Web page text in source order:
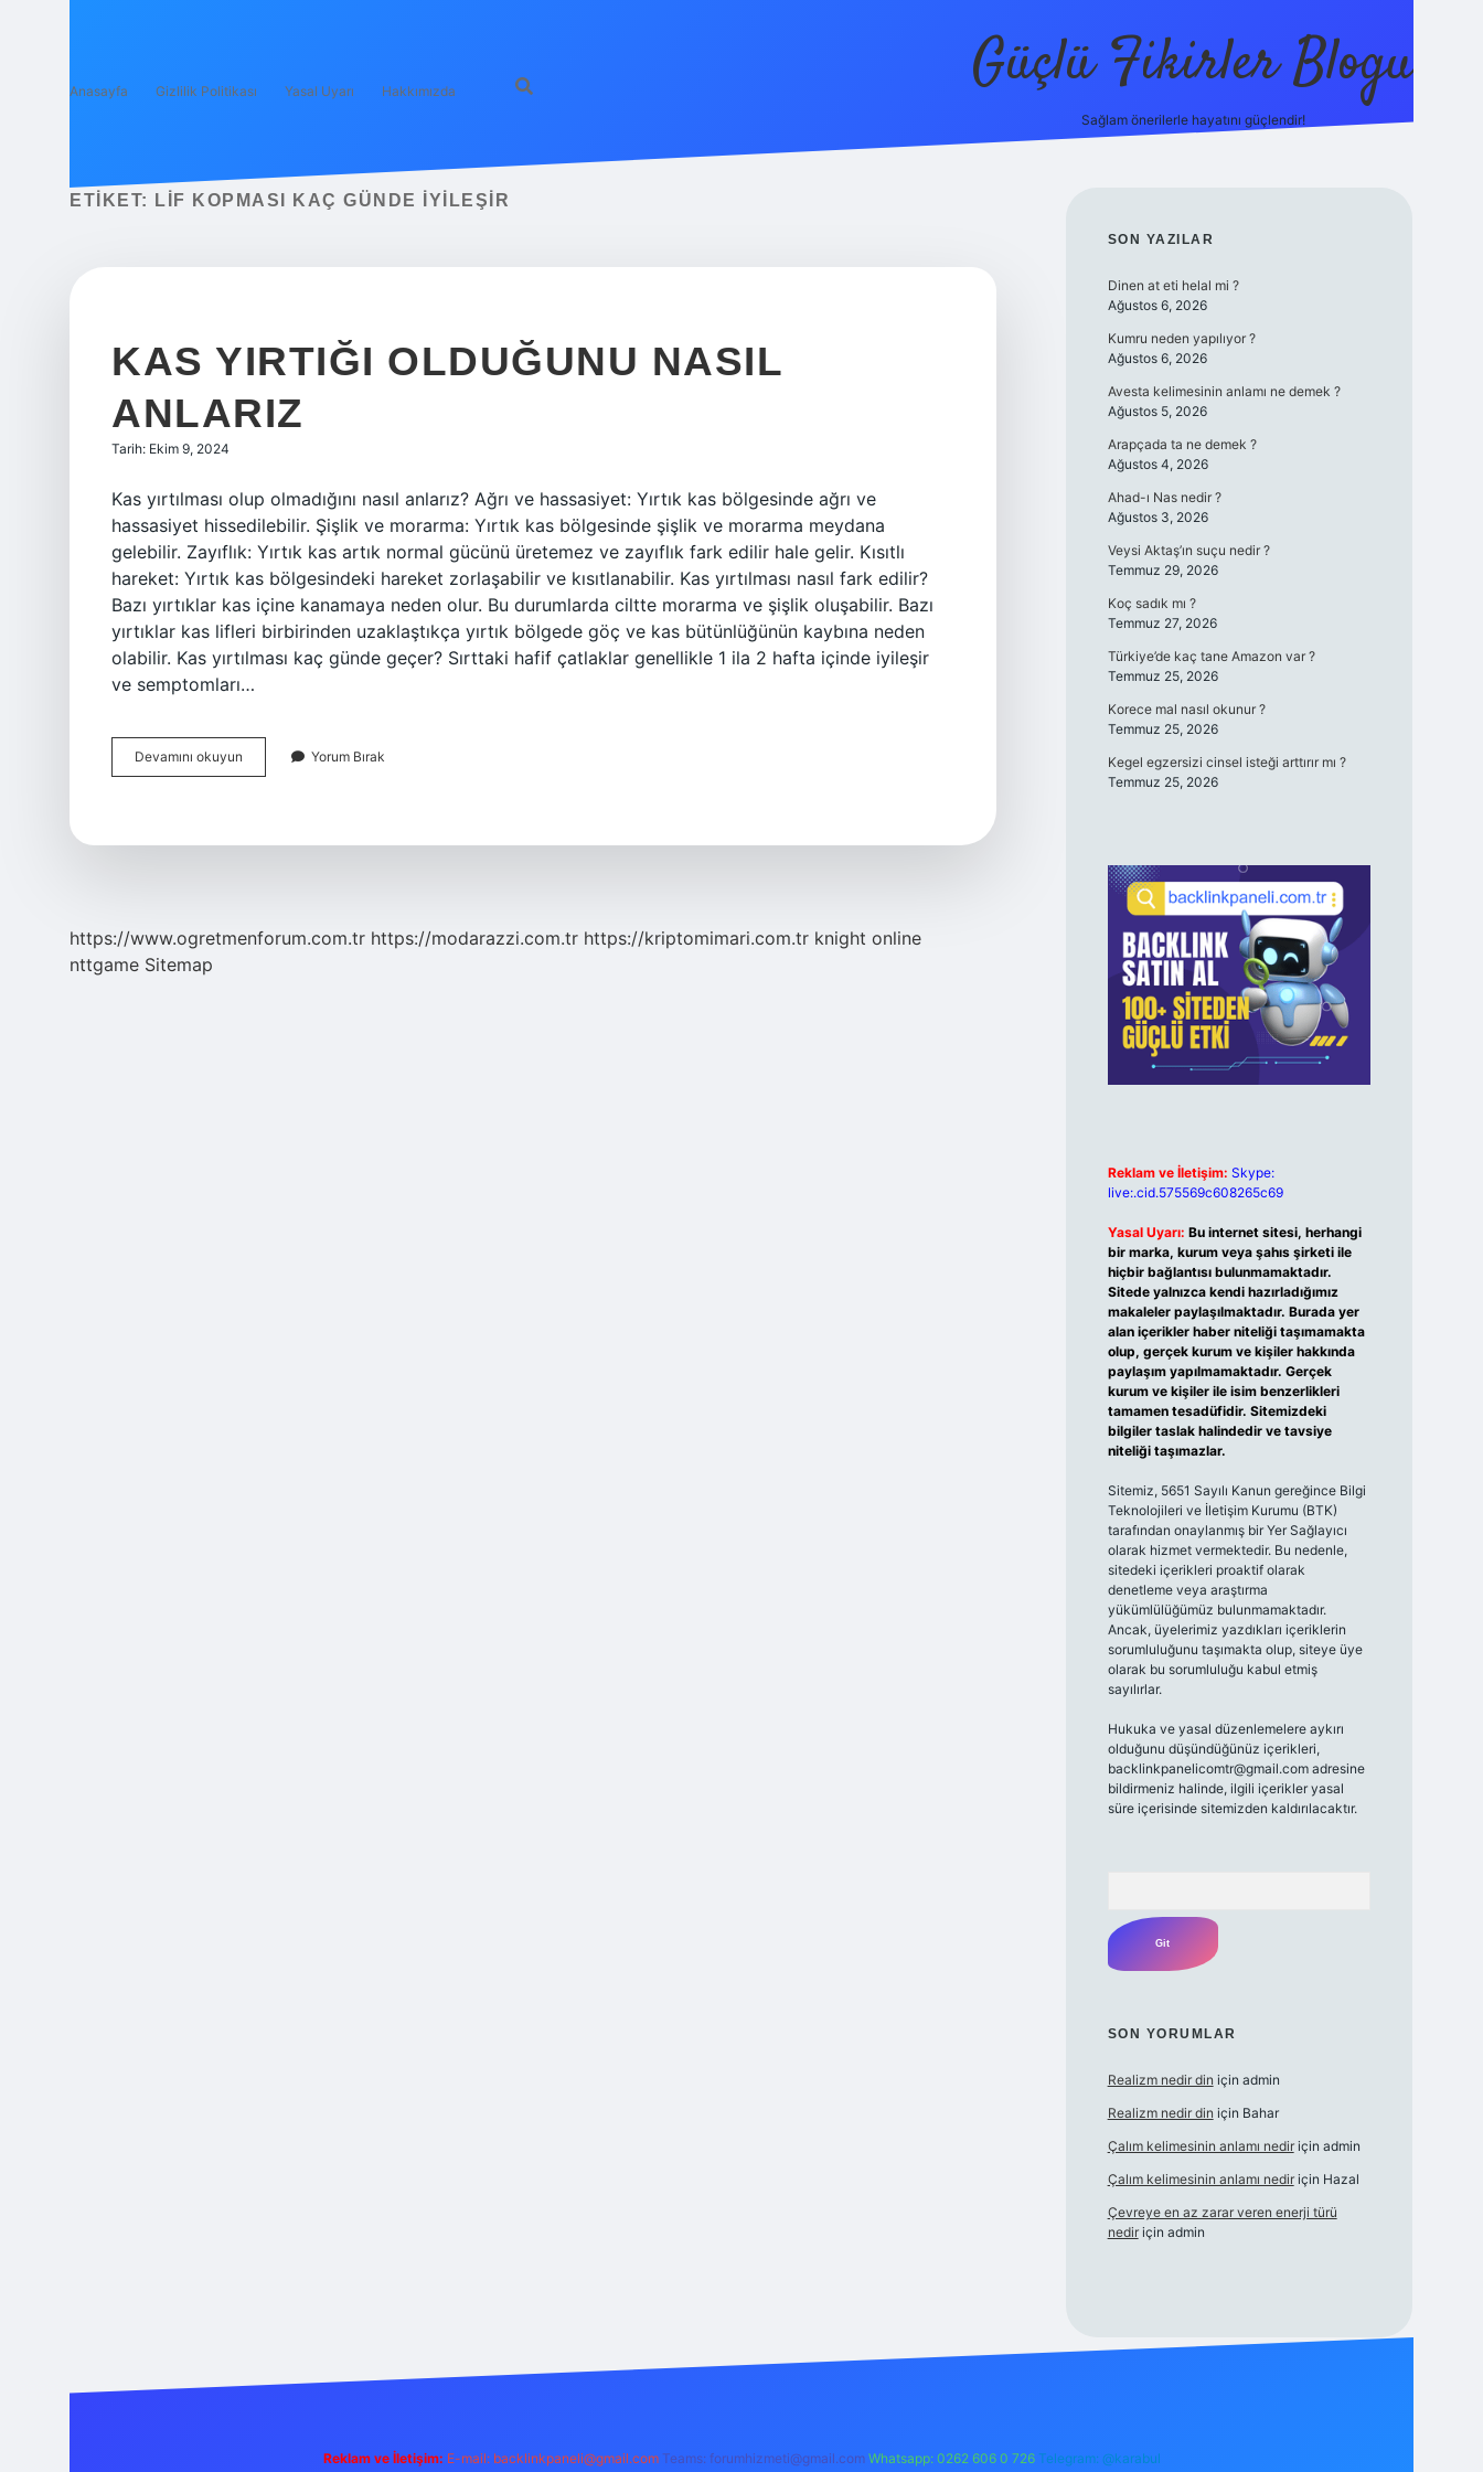
Anasayfa Gizlilik Politikası Yasal Uyarı Hakkımızda Güçlü Fikirler Blogu
Sağlam önerilerle hayatını güçlendir!
ETIKET: LIF KOPMASI KAÇ GÜNDE IYILEŞIR
KAS YIRTIĞI OLDUĞUNU NASIL
ANLARIZ
Tarih: Ekim 9, 2024
Kas yırtılması olup olmadığını nasıl anlarız? Ağrı ve hassasiyet: Yırtık kas bölgesinde ağrı ve
hassasiyet hissedilebilir. Şişlik ve morarma: Yırtık kas bölgesinde şişlik ve morarma meydana
gelebilir. Zayıflık: Yırtık kas artık normal gücünü üretemez ve zayıflık fark edilir hale gelir. Kısıtlı
hareket: Yırtık kas bölgesindeki hareket zorlaşabilir ve kısıtlanabilir. Kas yırtılması nasıl fark edilir?
Bazı yırtıklar kas içine kanamaya neden olur. Bu durumlarda ciltte morarma ve şişlik oluşabilir. Bazı
yırtıklar kas lifleri birbirinden uzaklaştıkça yırtık bölgede göç ve kas bütünlüğünün kaybına neden
olabilir. Kas yırtılması kaç günde geçer? Sırttaki hafif çatlaklar genellikle 1 ila 2 hafta içinde iyileşir
ve semptomları…
Devamını okuyun
Yırtığı
Yorum Bırak
https://www.ogretmenforum.com.tr https://modarazzi.com.tr https://kriptomimari.com.tr knight online
nttgame Sitemap
SIDEBAR
SON YAZILAR
Dinen at eti helal mi ?
Ağustos 6, 2026
Kumru neden yapılıyor ?
Ağustos 6, 2026
Avesta kelimesinin anlamı ne demek ?
Ağustos 5, 2026
Arapçada ta ne demek ?
Ağustos 4, 2026
Ahad-ı Nas nedir ?
Ağustos 3, 2026
Veysi Aktaş’ın suçu nedir ?
Temmuz 29, 2026
Koç sadık mı ?
Temmuz 27, 2026
Türkiye’de kaç tane Amazon var ?
Temmuz 25, 2026
Korece mal nasıl okunur ?
Temmuz 25, 2026
Kegel egzersizi cinsel isteği arttırır mı ?
Temmuz 25, 2026
Reklam ve İletişim: Skype:
live:.cid.575569c608265c69
Yasal Uyarı: Bu internet sitesi, herhangi
bir marka, kurum veya şahıs şirketi ile
hiçbir bağlantısı bulunmamaktadır.
Sitede yalnızca kendi hazırladığımız
makaleler paylaşılmaktadır. Burada yer
alan içerikler haber niteliği taşımamakta
olup, gerçek kurum ve kişiler hakkında
paylaşım yapılmamaktadır. Gerçek
kurum ve kişiler ile isim benzerlikleri
tamamen tesadüfidir. Sitemizdeki
bilgiler taslak halindedir ve tavsiye
niteliği taşımazlar.
Sitemiz, 5651 Sayılı Kanun gereğince Bilgi
Teknolojileri ve İletişim Kurumu (BTK)
tarafından onaylanmış bir Yer Sağlayıcı
olarak hizmet vermektedir. Bu nedenle,
sitedeki içerikleri proaktif olarak
denetleme veya araştırma
yükümlülüğümüz bulunmamaktadır.
Ancak, üyelerimiz yazdıkları içeriklerin
sorumluluğunu taşımakta olup, siteye üye
olarak bu sorumluluğu kabul etmiş
sayılırlar.
Hukuka ve yasal düzenlemelere aykırı
olduğunu düşündüğünüz içerikleri,
backlinkpanelicomtr@gmail.comadresine
bildirmeniz halinde, ilgili içerikler yasal
süre içerisinde sitemizden kaldırılacaktır.
SON YORUMLAR
Realizm nedir din için admin
Realizm nedir din için Bahar
Çalım kelimesinin anlamı nediriçin admin
Çalım kelimesinin anlamı nediriçin Hazal
Çevreye en az zarar veren enerji türü
nediriçin admin
Reklam ve İletişim: E-mail: backlinkpaneli@gmail.com Teams: forumhizmeti@gmail.com Whatsapp: 0262 606 0 726 Telegram: @karabul